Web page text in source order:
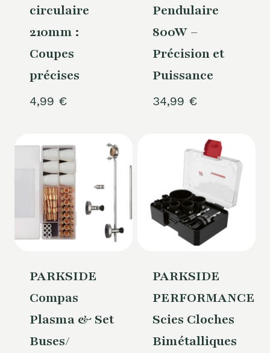
circulaire
210mm :
Coupes
précises
4,99 €
Pendulaire
800W –
Précision et
Puissance
34,99 €
PARKSIDE
Compas
Plasma & Set
Buses/
PARKSIDE
PERFORMANCE®
Scies Cloches
Bimétalliques